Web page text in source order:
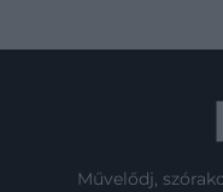
Művelődj,